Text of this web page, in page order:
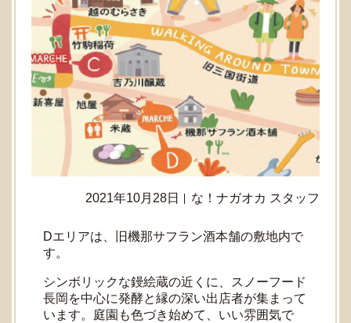
2021年10月28日 な！ナガオカ スタッフ
Dエリアは、旧機那サフラン酒本舗の敷地内で
す。
シンボリックな鏝絵蔵の近くに、スノーフード
長岡を中心に発酵と縁の深い出店者が集まって
います。庭園も色づき始めて、いい雰囲気で